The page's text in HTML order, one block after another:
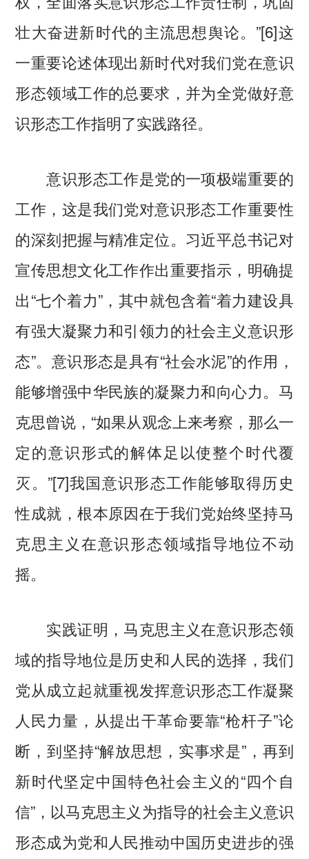
壮大奋进新时代的主流思想舆论。”[6]这
一重要论述体现出新时代对我们党在意识
形态领域工作的总要求，并为全党做好意
识形态工作指明了实践路径。
意识形态工作是党的一项极端重要的
工作，这是我们党对意识形态工作重要性
的深刻把握与精准定位。习近平总书记对
宣传思想文化工作作出重要指示，明确提
出“七个着力”，其中就包含着“着力建设具
有强大凝聚力和引领力的社会主义意识形
态”。意识形态是具有“社会水泥”的作用，
能够增强中华民族的凝聚力和向心力。马
克思曾说，“如果从观念上来考察，那么一
定的意识形式的解体足以使整个时代覆
灭。”[7]我国意识形态工作能够取得历史
性成就，根本原因在于我们党始终坚持马
克思主义在意识形态领域指导地位不动
摇。
实践证明，马克思主义在意识形态领
域的指导地位是历史和人民的选择，我们
党从成立起就重视发挥意识形态工作凝聚
人民力量，从提出干革命要靠“枪杆子”论
断，到坚持“解放思想，实事求是”，再到
新时代坚定中国特色社会主义的“四个自
信”，以马克思主义为指导的社会主义意识
形态成为党和人民推动中国历史进步的强